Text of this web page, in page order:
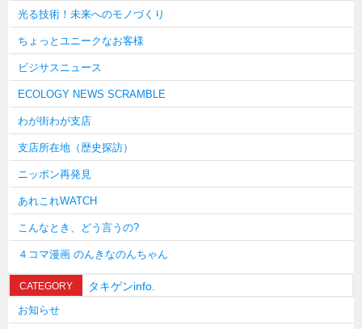
光る技術！未来へのモノづくり
ちょっとユニークなお客様
ビジサスニュース
ECOLOGY NEWS SCRAMBLE
わが街わが支店
支店所在地（歴史探訪）
ニッポン再発見
あれこれWATCH
こんなとき、どう言うの?
４コマ漫画 のんきなのんちゃん
CATEGORY タキゲンinfo.
お知らせ